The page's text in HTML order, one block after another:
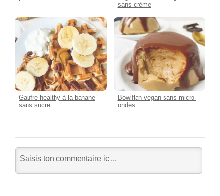
sans crème
Gaufre healthy à la banane
sans sucre
Bowlflan vegan sans micro-
ondes